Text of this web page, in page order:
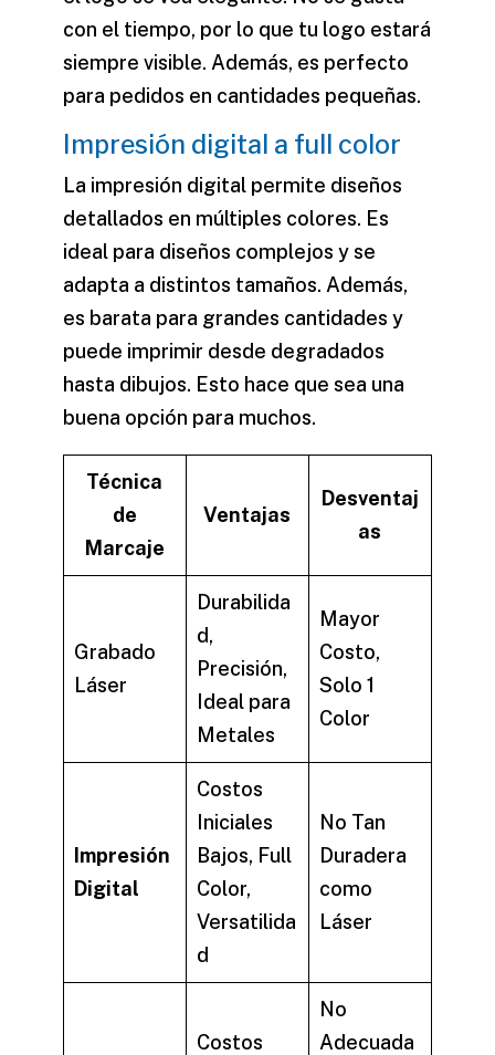
con el tiempo, por lo que tu logo estará
siempre visible. Además, es perfecto
para pedidos en cantidades pequeñas.
Impresión digital a full color
La impresión digitalpermite diseños
detallados en múltiples colores. Es
ideal para diseños complejos y se
adapta a distintos tamaños. Además,
es barata para grandes cantidades y
puede imprimir desde degradados
hasta dibujos. Esto hace que sea una
buena opción para muchos.
Técnica
de
Marcaje
Ventajas
Desventaj
as
Grabado
Láser
Durabilida
d,
Precisión,
Ideal para
Metales
Mayor
Costo,
Solo 1
Color
Impresión
Digital
Costos
Iniciales
Bajos, Full
Color,
Versatilida
d
No Tan
Duradera
como
Láser
Costos
No
Adecuada